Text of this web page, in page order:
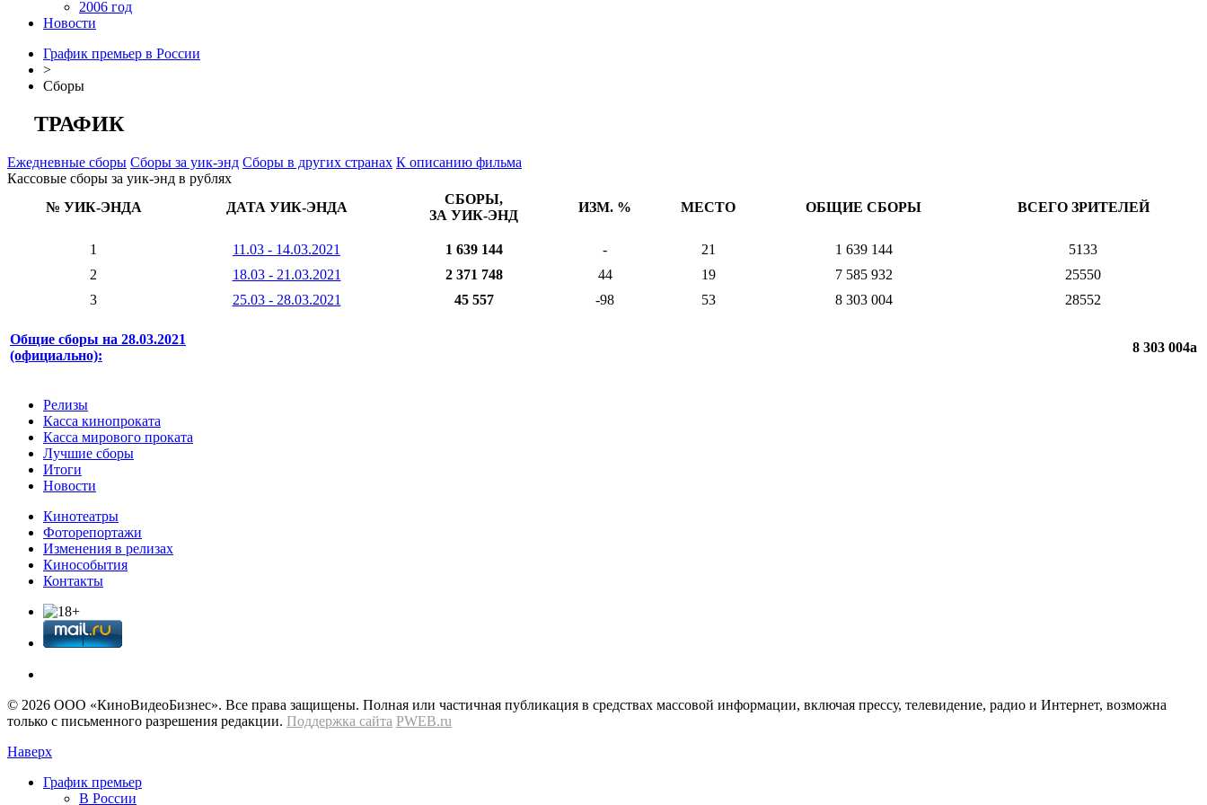
2006 год
Новости
График премьер в России
>
Сборы
ТРАФИК
Ежедневные сборы Сборы за уик-энд Сборы в других странах К описанию фильма
Кассовые сборы за уик-энд в рублях
№ УИК-ЭНДА
ДАТА УИК-ЭНДА
СБОРЫ,
ЗА УИК-ЭНД
ИЗМ. % МЕСТО ОБЩИЕ СБОРЫ ВСЕГО ЗРИТЕЛЕЙ
1 11.03 - 14.03.2021 1 639 144 - 21 1 639 144
5133
2
18.03 - 21.03.2021 2 371 748 44 19 7 585 932
25550
3
25.03 - 28.03.2021 45 557 -98 53 8 303 004 28552
Общие сборы на 28.03.2021
(официально):
8 303 004a
Релизы
Касса кинопроката
Касса мирового проката
Лучшие сборы
Итоги
Новости
Кинотеатры
Фоторепортажи
Изменения в релизах
Кинособытия
Контакты
© 2026 OOО «КиноВидеоБизнес». Все права защищены. Полная или частичная публикация в средствах массовой информации, включая прессу, телевидение, радио и Интернет, возможна
только с письменного разрешения редакции. Поддержка сайта PWEB.ru
Наверх
График премьер
В России